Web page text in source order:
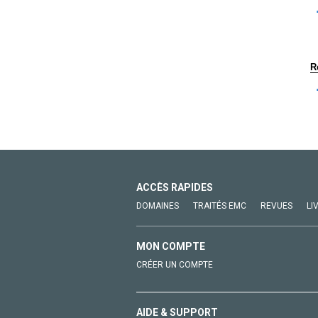
ACCÈS RAPIDES
DOMAINES TRAITÉS EMC REVUES
MON COMPTE
CRÉER UN COMPTE
AIDE & SUPPORT